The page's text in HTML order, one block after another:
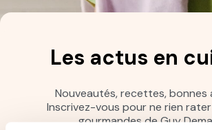
Les actus en
Nouveautés, recettes, bonnes
Inscrivez-vous pour ne rien
gourmandes de Guy